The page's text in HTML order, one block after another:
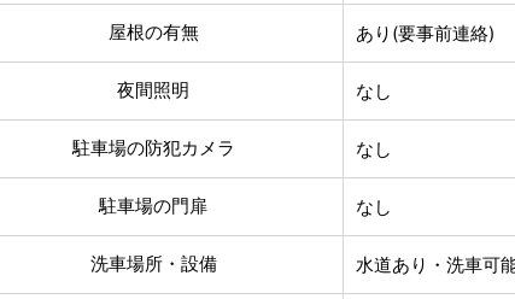
屋根の有無 あり(要事前連絡)
夜間照明 なし
駐車場の防犯カメラ なし
駐車場の門扉 なし
洗車場所・設備 水道あり・洗車可